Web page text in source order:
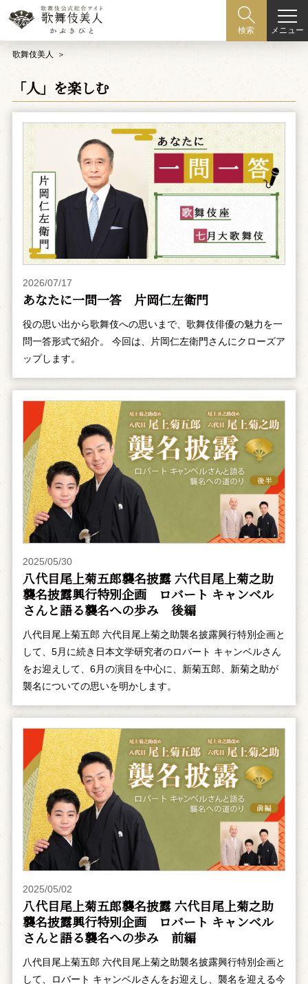
検索 メニュー
歌舞伎美人
「人」を楽しむ
2026/07/17
あなたに一問一答 片岡仁左衛門
役の思い出から歌舞伎への思いまで、歌舞伎俳優の魅力を一
問一答形式で紹介。 今回は、片岡仁左衛門さんにクローズア
ップします。
2025/05/30
八代目尾上菊五郎襲名披露 六代目尾上菊之助
襲名披露興行特別企画 ――ロバート キャンベル
さんと語る襲名への歩み 後編
八代目尾上菊五郎 六代目尾上菊之助襲名披露興行特別企画と
して、5月に続き日本文学研究者のロバート キャンベルさん
をお迎えして、6月の演目を中心に、新菊五郎、新菊之助が
襲名についての思いを明かします。
2025/05/02
八代目尾上菊五郎襲名披露 六代目尾上菊之助
襲名披露興行特別企画 ――ロバート キャンベル
さんと語る襲名への歩み 前編
八代目尾上菊五郎 六代目尾上菊之助襲名披露興行特別企画と
して、ロバート キャンベルさんをお迎えし、襲名を迎える今